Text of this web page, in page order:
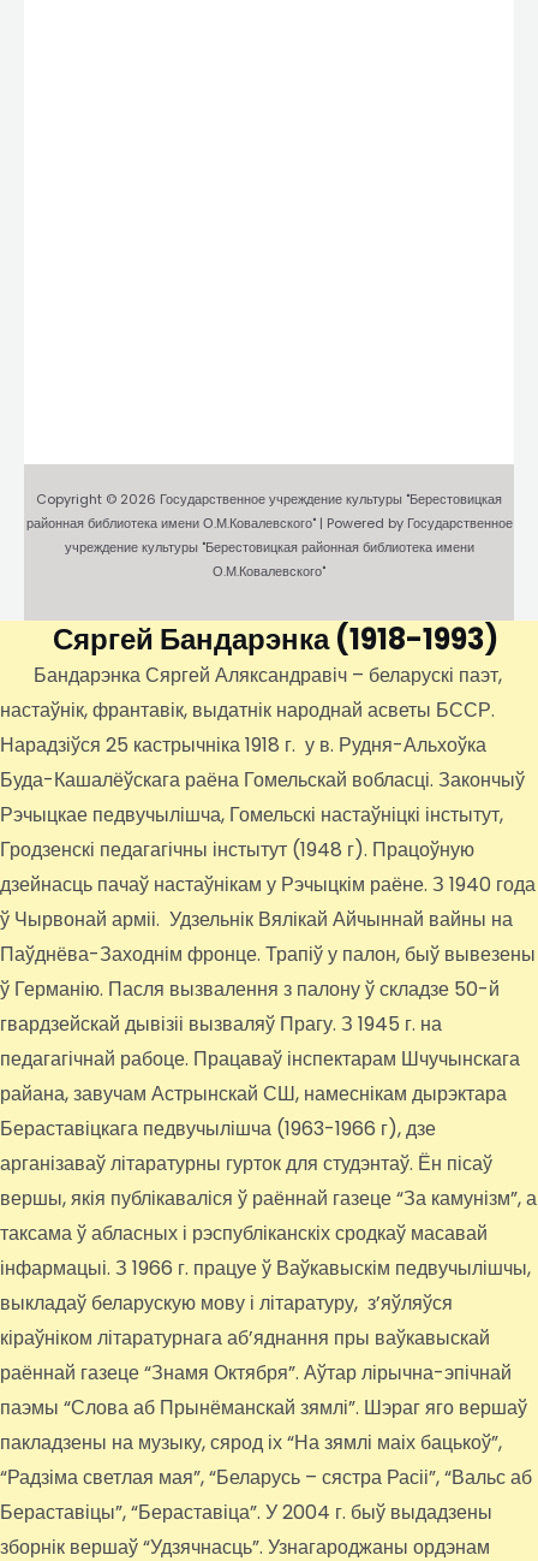
Copyright © 2026 Государственное учреждение культуры "Берестовицкая
районная библиотека имени О.М.Ковалевского" | Powered by Государственное
учреждение культуры "Берестовицкая районная библиотека имени
О.М.Ковалевского"
Сяргей Бандарэнка(1918-1993)
Бандарэнка Сяргей Аляксандравіч – беларускі паэт,
настаўнік, франтавік, выдатнік народнай асветы БССР.
Нарадзіўся 25 кастрычніка 1918 г. у в. Рудня-Альхоўка
Буда-Кашалёўскага раёна Гомельскай вобласці. Закончыў
Рэчыцкае педвучылішча, Гомельскі настаўніцкі інстытут,
Гродзенскі педагагічны інстытут (1948 г). Працоўную
дзейнасць пачаў настаўнікам у Рэчыцкім раёне. З 1940 года
ў Чырвонай арміі. Удзельнік Вялікай Айчыннай вайны на
Паўднёва-Заходнім фронце. Трапіў у палон, быў вывезены
ў Германію. Пасля вызвалення з палону ў складзе 50-й
гвардзейскай дывізіі вызваляў Прагу. З 1945 г. на
педагагічнай рабоце. Працаваў інспектарам Шчучынскага
райана, завучам Астрынскай СШ, намеснікам дырэктара
Бераставіцкага педвучылішча (1963-1966 г), дзе
арганізаваў літаратурны гурток для студэнтаў. Ён пісаў
вершы, якія публікаваліся ў раённай газеце “За камунізм”, а
таксама ў абласных і рэспубліканскіх сродкаў масавай
інфармацыі. З 1966 г. працуе ў Ваўкавыскім педвучылішчы,
выкладаў беларускую мову і літаратуру, з’яўляўся
кіраўніком літаратурнага аб’яднання пры ваўкавыскай
раённай газеце “Знамя Октября”. Аўтар лірычна-эпічнай
паэмы “Слова аб Прынёманскай зямлі”. Шэраг яго вершаў
пакладзены на музыку, сярод іх “На зямлі маіх бацькоў”,
“Радзіма светлая мая”, “Беларусь – сястра Расіі”, “Вальс аб
Бераставіцы”, “Бераставіца”. У 2004 г. быў выдадзены
зборнік вершаў “Удзячнасць”. Узнагароджаны ордэнам